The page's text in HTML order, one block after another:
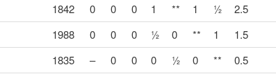
1842 0 0 0 1 ** 1 ½
2.5
1988 0 0 0 ½ 0 ** 1
1.5
1835 – 0 0 0 ½ 0 ** 0.5